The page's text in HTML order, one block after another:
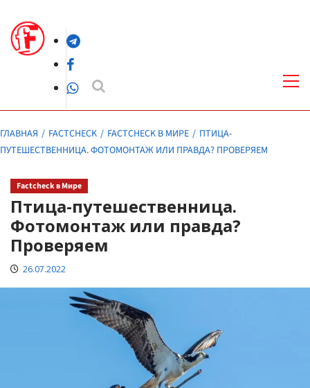
содержимомуTelegram
Facebook
WhatsApp
ГЛАВНАЯ FACTCHECK FACTCHECK В МИРЕ
ПТИЦА-
ПУТЕШЕСТВЕННИЦА. ФОТОМОНТАЖ ИЛИ ПРАВДА? ПРОВЕРЯЕМ
Factcheck в Мире
Птица-путешественница.
Фотомонтаж или правда?
Проверяем
26.07.2022